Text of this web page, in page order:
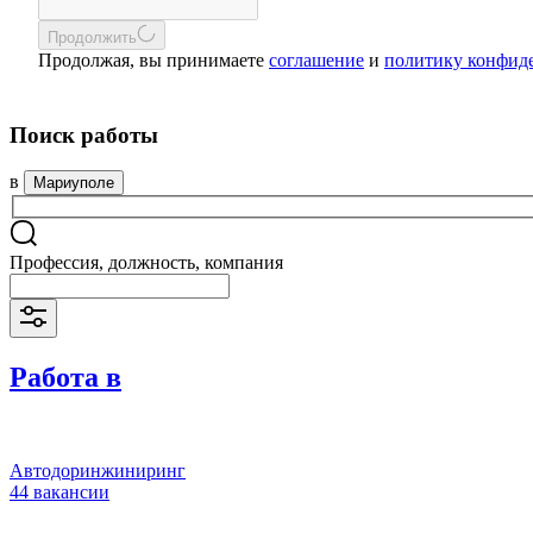
Продолжить
Продолжая, вы принимаете соглашение и политику
Поиск работы
в Мариуполе
Профессия, должность, компания
Работа в
Автодоринжиниринг
44 вакансии